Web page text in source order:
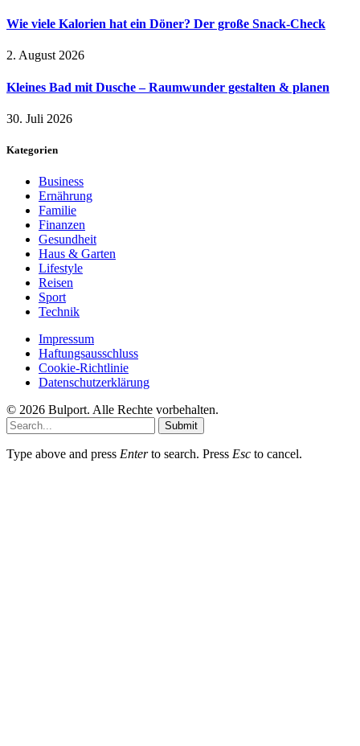
Wie viele Kalorien hat ein Döner? Der große Snack-Check
2. August 2026
Kleines Bad mit Dusche – Raumwunder gestalten & planen
30. Juli 2026
Kategorien
Business
Ernährung
Familie
Finanzen
Gesundheit
Haus & Garten
Lifestyle
Reisen
Sport
Technik
Impressum
Haftungsausschluss
Cookie-Richtlinie
Datenschutzerklärung
© 2026 Bulport. Alle Rechte vorbehalten.
Submit
Type above and press Enterto search. Press Esc to cancel.